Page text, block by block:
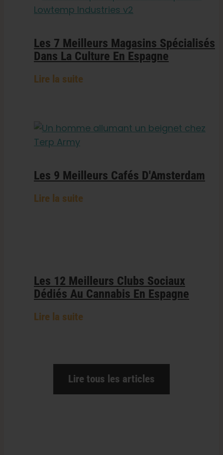
Les 7 Meilleurs Magasins Spécialisés
Dans La Culture En Espagne
Lire la suite
Les 9 Meilleurs Cafés D'Amsterdam
Lire la suite
Les 12 Meilleurs Clubs Sociaux
Dédiés Au Cannabis En Espagne
Lire la suite
Lire tous les articles